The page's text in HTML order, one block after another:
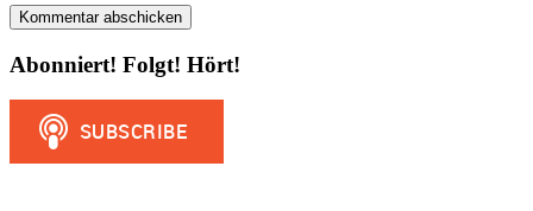
Abonniert! Folgt! Hört!